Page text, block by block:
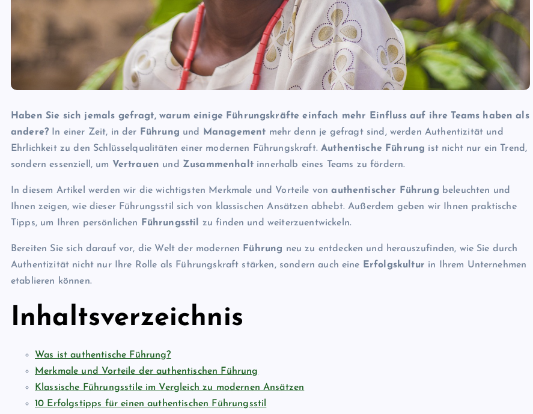
Haben Sie sich jemals gefragt, warum einige Führungskräfte einfach mehr Einfluss auf ihre Teams haben als
andere? In einer Zeit, in der Führung und Management mehr denn je gefragt sind, werden Authentizität und
Ehrlichkeit zu den Schlüsselqualitäten einer modernen Führungskraft.Authentische Führung ist nicht nur ein Trend,
sondern essenziell, um Vertrauen und Zusammenhaltinnerhalb eines Teams zu fördern.
In diesem Artikel werden wir die wichtigsten Merkmale und Vorteile vonauthentischer Führung beleuchten und
Ihnen zeigen, wie dieser Führungsstil sich von klassischen Ansätzen abhebt. Außerdem geben wir Ihnen praktische
Tipps, um Ihren persönlichen
Führungsstil zu finden und weiterzuentwickeln.
Bereiten Sie sich darauf vor, die Welt der modernen Führung neu zu entdecken und herauszufinden, wie Sie durch
Authentizität nicht nur Ihre Rolle als Führungskraft stärken, sondern auch eine
Erfolgskultur in Ihrem Unternehmen
etablieren können.
Inhaltsverzeichnis
Was ist authentische Führung?
Merkmale und Vorteile der authentischen Führung
Klassische Führungsstile im Vergleich zu modernen Ansätzen
10 Erfolgstipps für einen authentischen Führungsstil